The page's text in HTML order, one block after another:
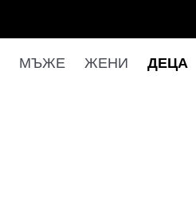
МЪЖЕ ЖЕНИ ДЕЦА